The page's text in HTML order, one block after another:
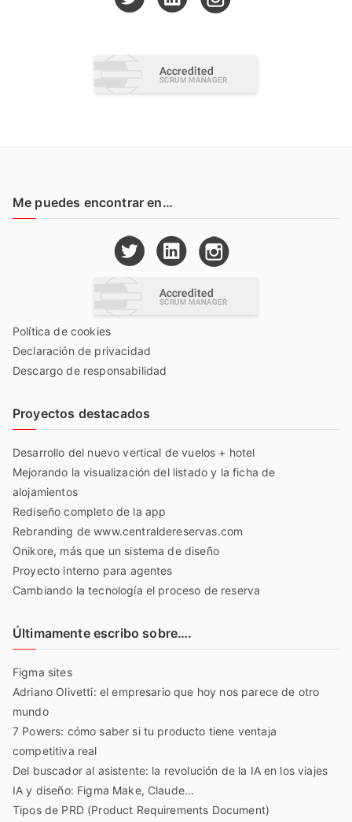
Me puedes encontrar en…
Política de cookies
Declaración de privacidad
Descargo de responsabilidad
Proyectos destacados
Desarrollo del nuevo vertical de vuelos + hotel
Mejorando la visualización del listado y la ficha de
alojamientos
Rediseño completo de la app
Rebranding de www.centraldereservas.com
Onikore, más que un sistema de diseño
Proyecto interno para agentes
Cambiando la tecnología el proceso de reserva
Últimamente escribo sobre….
Figma sites
Adriano Olivetti: el empresario que hoy nos parece de otro
mundo
7 Powers: cómo saber si tu producto tiene ventaja
competitiva real
Del buscador al asistente: la revolución de la IA en los viajes
IA y diseño: Figma Make, Claude…
Tipos de PRD (Product Requirements Document)